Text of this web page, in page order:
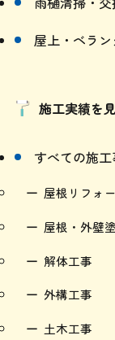
雨樋清掃・
すべての施工
屋根リフォ
屋根・外壁塗
解体工事
外構工事